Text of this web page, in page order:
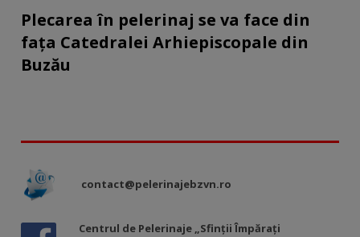
Plecarea în pelerinaj se va face din
fața Catedralei Arhiepiscopale din
Buzău
contact@pelerinajebzvn.ro
Centrul de Pelerinaje „Sfinții Împărați